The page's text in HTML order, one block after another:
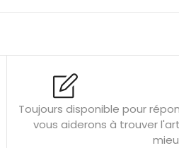
Fluorite : pierre la plus colorée
Bracelets de perles pour
gemme ? Signification des
Toujours disponible pour
vous aiderons à trouver